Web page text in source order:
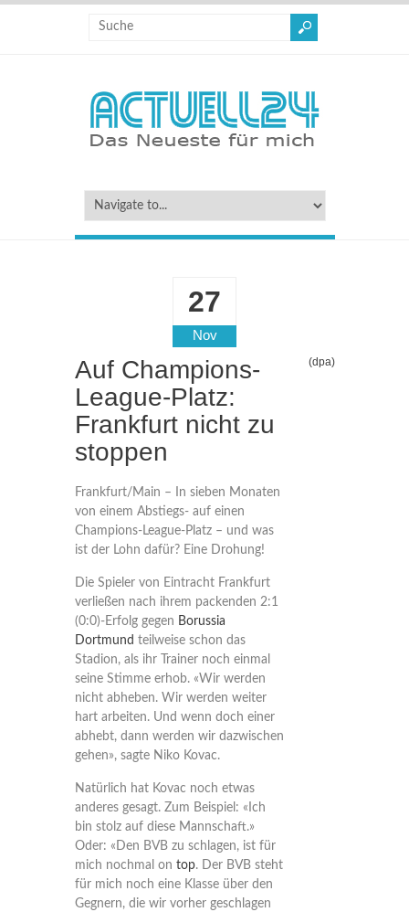
27
Nov
Auf Champions-
League-Platz:
Frankfurt nicht zu
stoppen
(dpa)
Frankfurt/Main – In sieben Monaten
von einem Abstiegs- auf einen
Champions-League-Platz – und was
ist der Lohn dafür? Eine Drohung!
Die Spieler von Eintracht Frankfurt
verließen nach ihrem packenden 2:1
(0:0)-Erfolg gegen Borussia
Dortmund teilweise schon das
Stadion, als ihr Trainer noch einmal
seine Stimme erhob. «Wir werden
nicht abheben. Wir werden weiter
hart arbeiten. Und wenn doch einer
abhebt, dann werden wir dazwischen
gehen», sagte Niko Kovac.
Natürlich hat Kovac noch etwas
anderes gesagt. Zum Beispiel: «Ich
bin stolz auf diese Mannschaft.»
Oder: «Den BVB zu schlagen, ist für
mich nochmal on top. Der BVB steht
für mich noch eine Klasse über den
Gegnern, die wir vorher geschlagen